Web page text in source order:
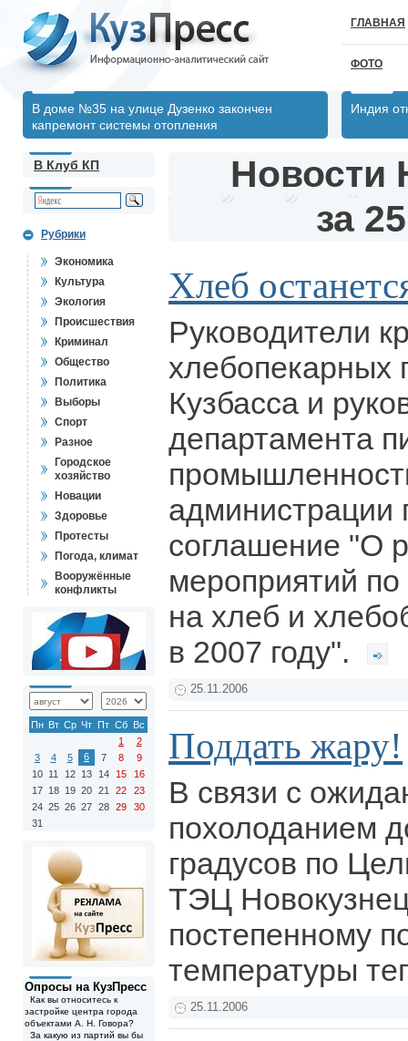
ГЛАВНАЯ
ФОТО
В доме №35 на улице Дузенко закончен
капремонт системы отопления
Индия
В Клуб КП
Рубрики
Экономика
Культура
Экология
Происшествия
Криминал
Общество
Политика
Выборы
Спорт
Разное
Городское
хозяйство
Новации
Здоровье
Протесты
Погода, климат
Вооружённые
конфликты
Пн Вт Ср Чт Пт Сб Вс
1
2
3
4 5 6 7 8
9
10 11 12 13 14 15
16
17 18 19 20 21 22
23
24 25 26 27 28 29
30
31
Опросы на КузПресс
Как вы относитесь к
застройке центра города
объектами А. Н. Говора?
За какую из партий вы бы
Новости
за
Хлеб
Руководители
хлебопекарных
Кузбасса и
департамента
администрации
соглашение "О
мероприятий
на хлеб и
в 2007 году".
25.11.2006
Поддать жару!
В связи с
похолоданием
градусов по
ТЭЦ
постепенному
температуры
25.11.2006